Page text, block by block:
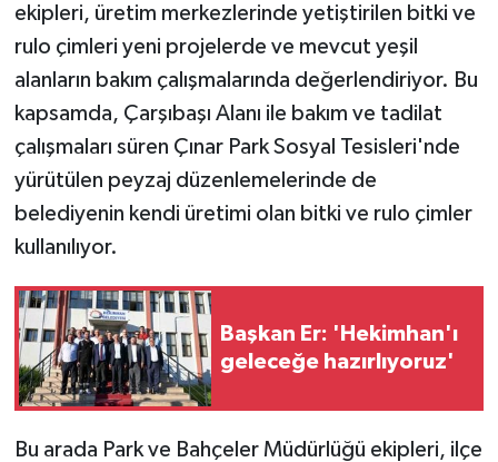
ekipleri, üretim merkezlerinde yetiştirilen bitki ve
rulo çimleri yeni projelerde ve mevcut yeşil
alanların bakım çalışmalarında değerlendiriyor. Bu
kapsamda, Çarşıbaşı Alanı ile bakım ve tadilat
çalışmaları süren Çınar Park Sosyal Tesisleri'nde
yürütülen peyzaj düzenlemelerinde de
belediyenin kendi üretimi olan bitki ve rulo çimler
kullanılıyor.
Başkan Er: 'Hekimhan'ı
geleceğe hazırlıyoruz'
Bu arada Park ve Bahçeler Müdürlüğü ekipleri, ilçe
Turizm
ÜLKE GÜNDEMİ
YAŞAM
YEREL
Yerel Haberler